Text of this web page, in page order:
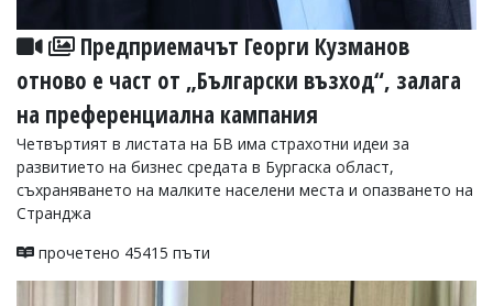
Предприемачът Георги Кузманов
отново е част от „Български възход“, залага
на преференциална кампания
Четвъртият в листата на БВ има страхотни идеи за
развитието на бизнес средата в Бургаска област,
съхраняването на малките населени места и опазването на
Странджа
прочетено 45415 пъти